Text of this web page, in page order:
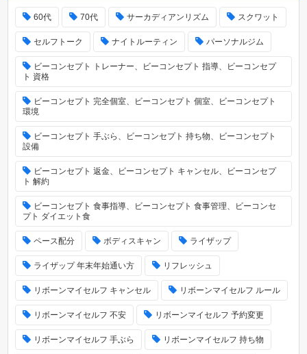
60代 70代 サーカディアンリズム スクワット
セルフトーク ナイトルーティン パーソナルジム
ビーコンセプト トレーナー、ビーコンセプト 指導、ビーコンセプ
ト 資格
ビーコンセプト 完全個室、ビーコンセプト 個室、ビーコンセプト
環境
ビーコンセプト 手ぶら、ビーコンセプト 持ち物、ビーコンセプト
設備
ビーコンセプト 返金、ビーコンセプト キャンセル、ビーコンセプ
ト 解約
ビーコンセプト 食事指導、ビーコンセプト 食事管理、ビーコンセ
プト ダイエット食
ペース配分 ボディスキャン ライザップ
ライザップ 年末年始通い方 リフレッシュ
リボーンマイセルフ キャンセル リボーンマイセルフ ルール
リボーンマイセルフ 不安 リボーンマイセルフ 予約変更
リボーンマイセルフ 手ぶら リボーンマイセルフ 持ち物